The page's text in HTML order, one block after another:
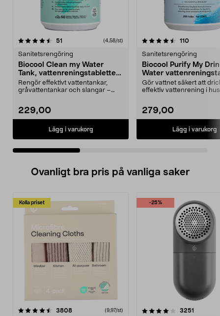
51 (4,58/st)
Sanitetsrengöring
Biocool Clean my Water
Tank, vattenreningstabletter
50 st
Rengör effektivt vattentankar,
gråvattentankar och slangar –
229,00
Lägg i varukorg
4.5 av 5 stjärnor 110
Sanitetsrengöring
Biocool Purify My
Water
250 st
Gör vattnet säkert att
effektiv vattenrening i
279,00
Lägg i varukorg
4.0 av 5 stjärnor
Ovanligt bra pris på vanliga saker
Kolla priset
3808recensioner (9,97/st)
-25%
4.0av 5 stjärnor 3251
4.5av 5 stjärnor